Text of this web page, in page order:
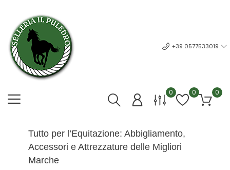
+39 0577533019
0 0 0
Tutto per l’Equitazione: Abbigliamento,
Accessori e Attrezzature delle Migliori
Marche